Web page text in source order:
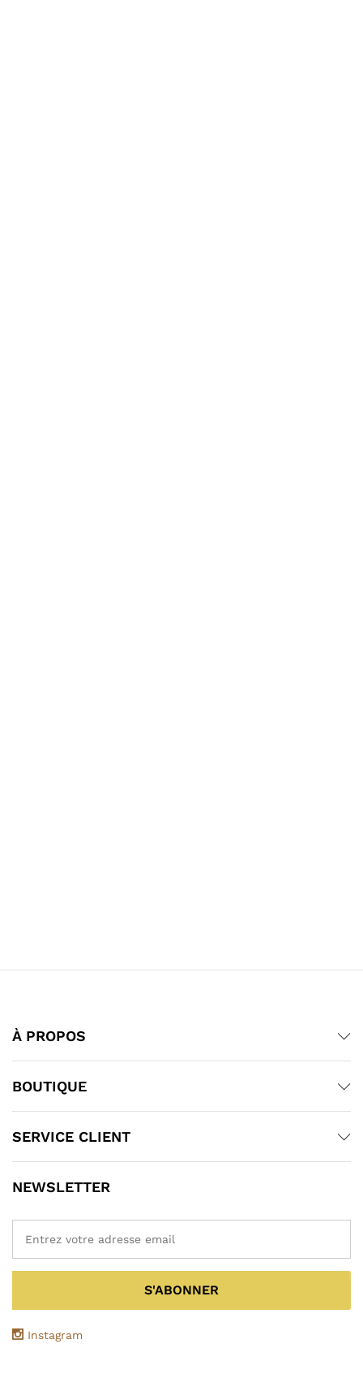
À PROPOS
BOUTIQUE
SERVICE CLIENT
NEWSLETTER
Instagram